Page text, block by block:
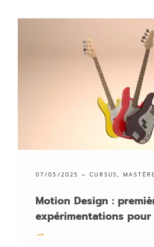
07/05/2025 —CURSUS,MASTÈRE
Motion Design :
expérimentations
→